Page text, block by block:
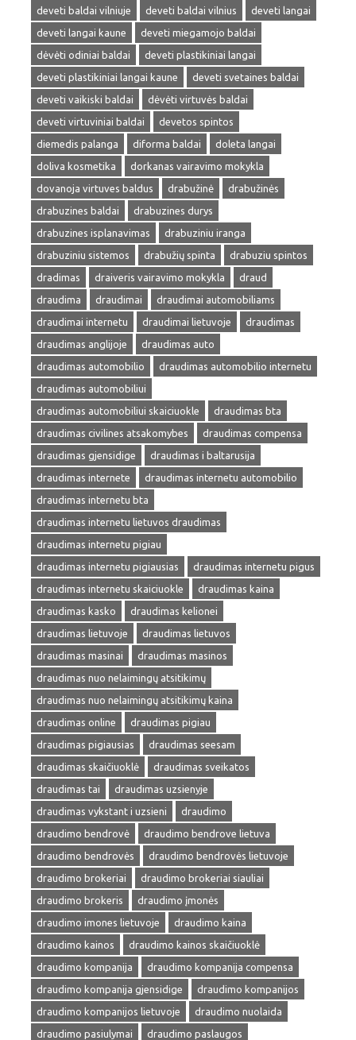
deveti baldai vilniuje deveti baldai vilnius
deveti langai
deveti langai kaune
deveti miegamojo baldai
dėvėti odiniai baldai
deveti plastikiniai langai
deveti plastikiniai langai kaune
deveti svetaines baldai
deveti vaikiski baldai
dėvėti virtuvės baldai
deveti virtuviniai baldai
devetos spintos
diemedis palanga
diforma baldai
doleta langai
doliva kosmetika
dorkanas vairavimo mokykla
dovanoja virtuves baldus
drabužinė
drabužinės
drabuzines baldai
drabuzines durys
drabuzines isplanavimas
drabuziniu iranga
drabuziniu sistemos
drabužių spinta
drabuziu spintos
dradimas
draiveris vairavimo mokykla
draud
draudima
draudimai
draudimai automobiliams
draudimai internetu
draudimai lietuvoje
draudimas
draudimas anglijoje
draudimas auto
draudimas automobilio
draudimas automobilio internetu
draudimas automobiliui
draudimas automobiliui skaiciuokle
draudimas bta
draudimas civilines atsakomybes
draudimas compensa
draudimas gjensidige
draudimas i baltarusija
draudimas internete
draudimas internetu automobilio
draudimas internetu bta
draudimas internetu lietuvos draudimas
draudimas internetu pigiau
draudimas internetu pigiausias
draudimas internetu pigus
draudimas internetu skaiciuokle
draudimas kaina
draudimas kasko
draudimas kelionei
draudimas lietuvoje
draudimas lietuvos
draudimas masinai
draudimas masinos
draudimas nuo nelaimingų atsitikimų
draudimas nuo nelaimingų atsitikimų kaina
draudimas online
draudimas pigiau
draudimas pigiausias
draudimas seesam
draudimas skaičiuoklė
draudimas sveikatos
draudimas tai
draudimas uzsienyje
draudimas vykstant i uzsieni
draudimo
draudimo bendrovė
draudimo bendrove lietuva
draudimo bendrovės
draudimo bendrovės lietuvoje
draudimo brokeriai
draudimo brokeriai siauliai
draudimo brokeris
draudimo įmonės
draudimo imones lietuvoje
draudimo kaina
draudimo kainos
draudimo kainos skaičiuoklė
draudimo kompanija
draudimo kompanija compensa
draudimo kompanija gjensidige
draudimo kompanijos
draudimo kompanijos lietuvoje
draudimo nuolaida
draudimo pasiulymai
draudimo paslaugos